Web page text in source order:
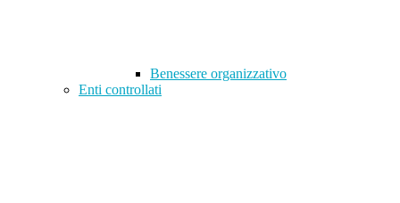
Benessere organizzativo
Enti controllati